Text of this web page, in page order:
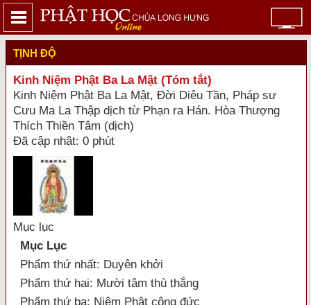
TỊNH ĐỘ
Kinh Niệm Phật Ba La Mật (Tóm tắt)
Kinh Niệm Phật Ba La Mật, Ðời Diêu Tần, Pháp sư
Cưu Ma La Thập dịch từ Phạn ra Hán. Hòa Thượng
Thích Thiền Tâm (dịch)
Đã cập nhật: 0 phút
Mục lục
Mục Lục
Phẩm thứ nhất: Duyên khởi
Phẩm thứ hai: Mười tâm thù thắng
Phẩm thứ ba: Niệm Phật công đức